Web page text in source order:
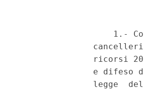
medicalmente
delle suddette
violazione della